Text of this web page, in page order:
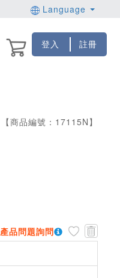
Language
登入 註冊
【商品編號： 17115N 】
產品問題詢問